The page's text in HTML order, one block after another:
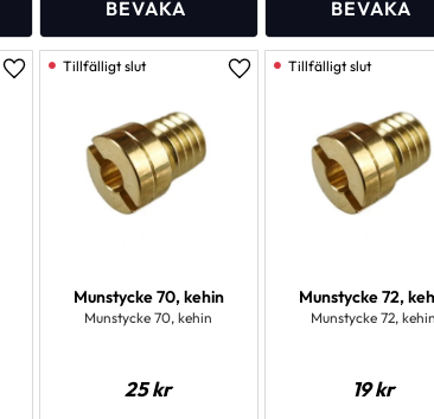
Lägg till i favoriter
Munstycke 70, kehin
Munstycke 70, kehin
25kr
Lägg till i favoriter
Munstycke 72,
Munstycke 72, kehin
19kr